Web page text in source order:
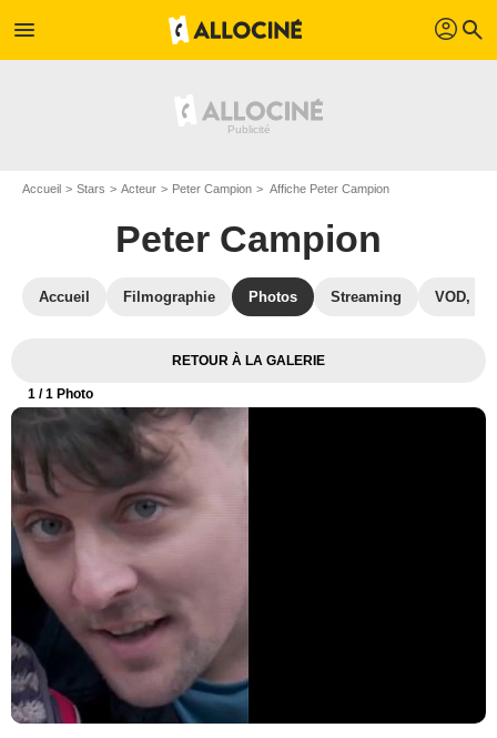
menu profil search
Accueil Stars Acteur Peter Campion Affiche Peter Campion
Peter Campion
Accueil Filmographie Photos Streaming VOD,
RETOUR À LA GALERIE
1 / 1 Photo